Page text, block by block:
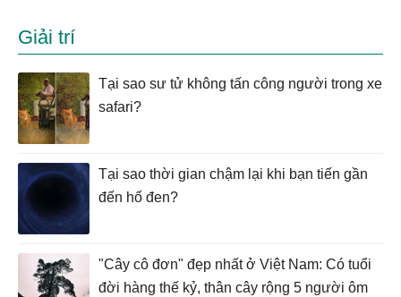
Giải trí
Tại sao sư tử không tấn công người trong xe
safari?
Tại sao thời gian chậm lại khi bạn tiến gần
đến hố đen?
"Cây cô đơn" đẹp nhất ở Việt Nam: Có tuổi
đời hàng thế kỷ, thân cây rộng 5 người ôm